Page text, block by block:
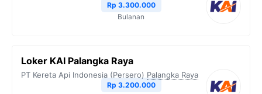
Rp 3.300.000
Bulanan
Loker KAI Palangka Raya
PT Kereta Api Indonesia (Persero) Palangka Raya
Rp 3.200.000